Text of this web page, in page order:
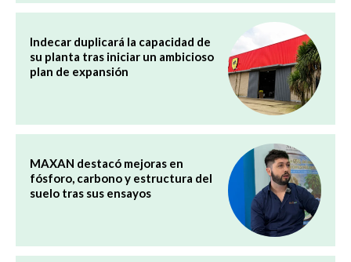
Indecar duplicará la capacidad de
su planta tras iniciar un ambicioso
plan de expansión
MAXAN destacó mejoras en
fósforo, carbono y estructura del
suelo tras sus ensayos